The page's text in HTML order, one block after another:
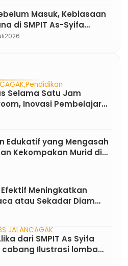
Masuk, Kebiasaan
di SMPIT As-Syifa
School yang Mengubah
2026
Pendidikan
Selama Satu Jam
Inovasi Pembelajaran
As-Syifa Boarding
Edukatif yang Mengasah
Kekompakan Murid di
School
Meningkatkan
JALANCAGAK
dari SMPIT As Syifa
cabang Ilustrasi lomba